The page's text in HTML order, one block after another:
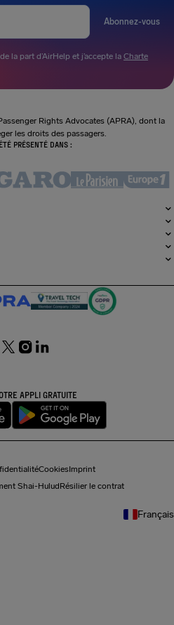
Abonnez-vous
la part d’AirHelp et j’accepte la Charte
Rights Advocates (APRA), dont la
les droits des passagers.
PRÉSENTÉ DANS :
APPLI GRATUITE
CookiesImprint
Shai-HuludRésilier le contrat
Français